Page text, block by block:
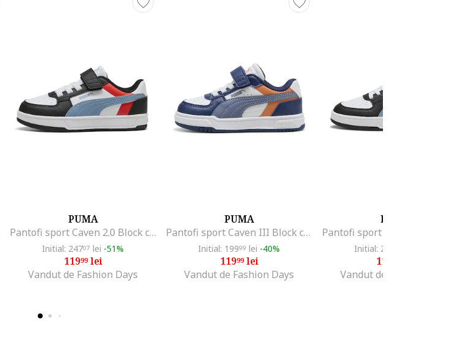
PUMA
Pantofi sport Caven 2.0 Block cu inchidere velcro, Alb/Negru/Portocaliu
Initial: 24707 lei -51%
11999lei
Vandut de Fashion Days
PUMA
Pantofi sport Caven III Block cu velcro, Albastru inchis/Portocaliu mandarina/Alb optic
Initial: 19999 lei -40%
11999lei
Vandut de Fashion Days
PUMA
Initial: 279
119
Vandut de Fashion Days